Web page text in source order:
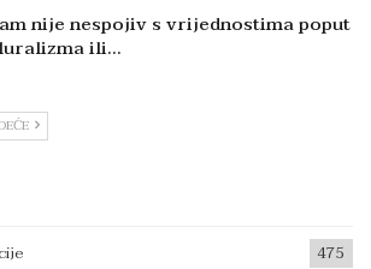
nije nespojiv s vrijednostima poput
ili…
475